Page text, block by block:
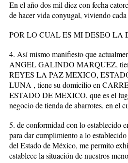
En el año dos mil diez con fecha
de hacer vida conyugal, viviendo
POR LO CUAL ES MI DESEO
4. Así mismo manifiesto que
ANGEL GALINDO MARQUEZ,
REYES LA PAZ MEXICO,
LUNA , tiene su domicilio en
ESTADO DE MEXICO, que es el
negocio de tienda de abarrotes, en el
5. de conformidad con lo establecido
para dar cumplimiento a lo
del Estado de México, me permito
establece la situación de nuestros